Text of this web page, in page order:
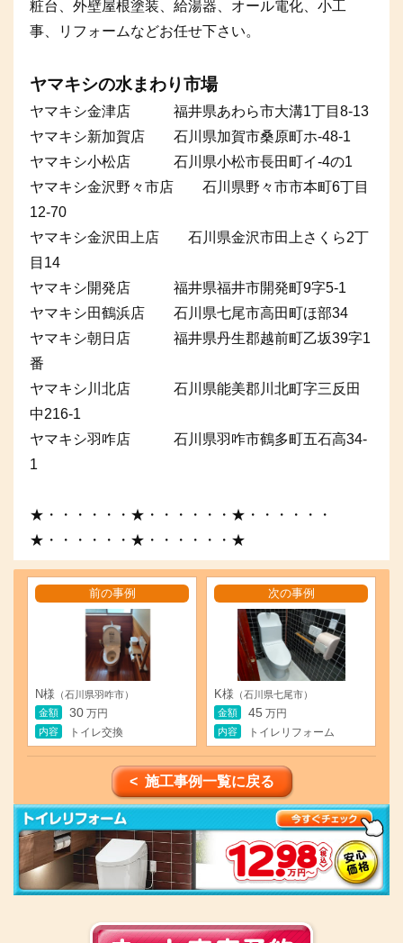
粧台、外壁屋根塗装、給湯器、オール電化、小工
事、リフォームなどお任せ下さい。
ヤマキシの水まわり市場
ヤマキシ金津店 福井県あわら市大溝1丁目8-13
ヤマキシ新加賀店 石川県加賀市桑原町ホ-48-1
ヤマキシ小松店 石川県小松市長田町イ-4の1
ヤマキシ金沢野々市店 石川県野々市市本町6丁目
12-70
ヤマキシ金沢田上店 石川県金沢市田上さくら2丁
目14
ヤマキシ開発店 福井県福井市開発町9字5-1
ヤマキシ田鶴浜店 石川県七尾市高田町ほ部34
ヤマキシ朝日店 福井県丹生郡越前町乙坂39字1
番
ヤマキシ川北店 石川県能美郡川北町字三反田
中216-1
ヤマキシ羽咋店 石川県羽咋市鶴多町五石高34-
1
★・・・・・・★・・・・・・★・・・・・・
★・・・・・・★・・・・・・★
前の事例
N様 （石川県羽咋市）
金額
30 万円
内容
トイレ交換
次の事例
K様 （石川県七尾市）
金額
45 万円
内容
トイレリフォーム
< 施工事例一覧に戻る